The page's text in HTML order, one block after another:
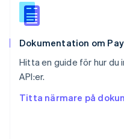
Dokumentation om
Hitta en guide för hur
API:er.
Titta närmare på
Español
Storbritannien
Sverige
Thailand
ไทย
English